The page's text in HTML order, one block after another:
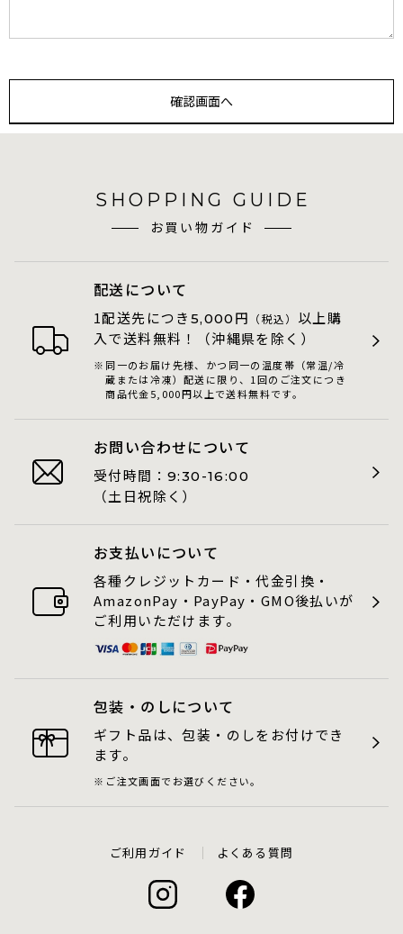
SHOPPING GUIDE
お買い物ガイド
配送について
1配送先につき 5,000 円 （税込） 以上購
入で送料無料！（沖縄県を除く）
同一のお届け先様、かつ同一の温度帯（常温/冷
蔵または冷凍）配送に限り、1回のご注文につき
商品代金5,000円以上で送料無料です。
お問い合わせについて
受付時間： 9:30-16:00
（土日祝除く）
お支払いについて
各種クレジットカード・代金引換・
AmazonPay・PayPay・GMO後払いが
ご利用いただけます。
包装・のしについて
ギフト品は、包装・のしをお付けでき
ます。
ご注文画面でお選びください。
ご利用ガイド よくある質問